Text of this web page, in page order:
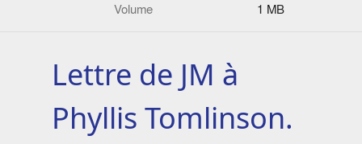
Volume
1 MB
Lettre de JM à
Phyllis Tomlinson.